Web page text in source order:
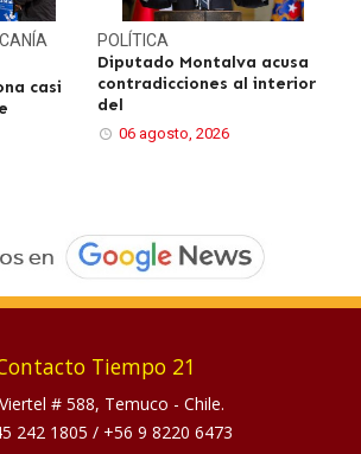
casi
POLÍTICA
Diputado Montalva acusa
contradicciones al interior
del
06 agosto, 2026
Tiempo 21
# 588, Temuco - Chile.
242 1805 / +56 9 8220 6473